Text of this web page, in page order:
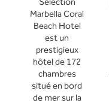
Marbella Coral
Beach Hotel
est un
prestigieux
hôtel de 172
chambres
situé en bord
de mer sur la